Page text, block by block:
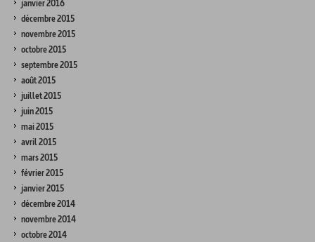
janvier 2016
décembre 2015
novembre 2015
octobre 2015
septembre 2015
août 2015
juillet 2015
juin 2015
mai 2015
avril 2015
mars 2015
février 2015
janvier 2015
décembre 2014
novembre 2014
octobre 2014